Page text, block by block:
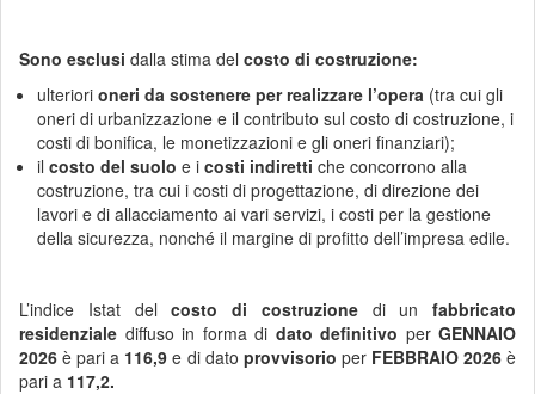
Sono esclusi dalla stima del costo di costruzione:
ulteriori oneri da sostenere per realizzare l’opera (tra cui gli
oneri di urbanizzazione e il contributo sul costo di costruzione, i
costi di bonifica, le monetizzazioni e gli oneri finanziari);
il costo del suolo e i costi indiretti che concorrono alla
costruzione, tra cui i costi di progettazione, di direzione dei
lavori e di allacciamento ai vari servizi, i costi per la gestione
della sicurezza, nonché il margine di profitto dell’impresa edile.
L’indice Istat delcosto di costruzione di un fabbricato
residenziale diffuso in forma di dato definitivo perGENNAIO
2026 è pari a 116,9 e di dato provvisorio per FEBBRAIO 2026è
pari a 117,2.